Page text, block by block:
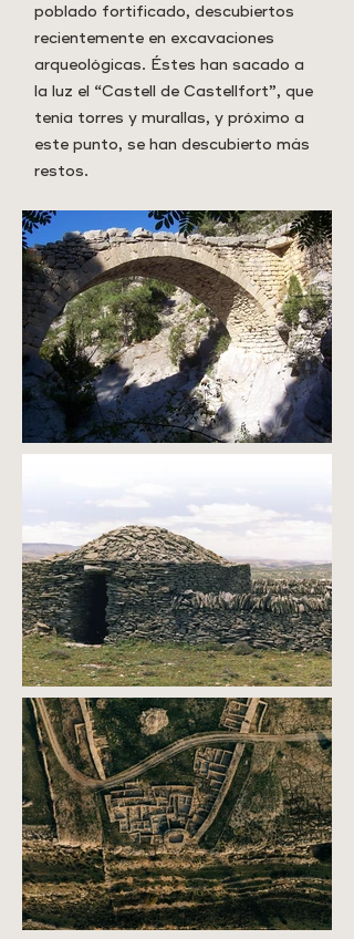
poblado fortificado, descubiertos
recientemente en excavaciones
arqueológicas. Éstes han sacado a
la luz el “Castell de Castellfort”, que
tenía torres y murallas, y próximo a
este punto, se han descubierto más
restos.